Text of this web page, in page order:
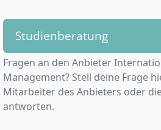
Die International School of
eineprivate, staatlich
mit Schwerpunkt Wirtschaft
wurde 1990 in Dortmund
heute sieben Campusstandorte
Studienberatung
Fragen an den Anbieter
Management? Stell deine Frage
Mitarbeiter des Anbieters oder
antworten.
Details
International
Management